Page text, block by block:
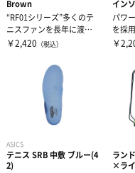
Brown
“RF01シリーズ”多くのテ
ニスファンを長年に渡り
魅了してきたロジャー・
￥2,420 （税込）
イン
パワ
を採
ッシ
￥
ASICS
テニス SRB 中敷 ブルー(4
2)
ラン
×ライ